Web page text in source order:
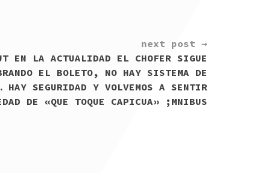
next post →
EN LA ACTUALIDAD EL CHOFER SIGUE
EL BOLETO, NO HAY SISTEMA DE
HAY SEGURIDAD Y VOLVEMOS A SENTIR
DE «QUE TOQUE CAPICUA» ;MNIBUS